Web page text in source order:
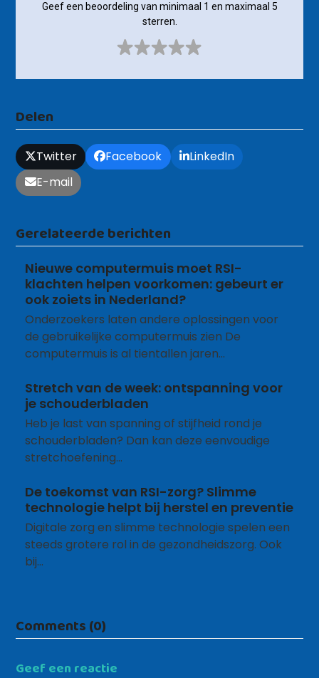
Geef een beoordeling van minimaal 1 en maximaal 5
sterren.
Delen
Twitter Facebook
LinkedIn
E-mail
Gerelateerde berichten
Nieuwe computermuis moet RSI-
klachten helpen voorkomen: gebeurt er
ook zoiets in Nederland?
Onderzoekers laten andere oplossingen voor
de gebruikelijke computermuis zien De
computermuis is al tientallen jaren…
Stretch van de week: ontspanning voor
je schouderbladen
Heb je last van spanning of stijfheid rond je
schouderbladen? Dan kan deze eenvoudige
stretchoefening…
De toekomst van RSI-zorg? Slimme
technologie helpt bij herstel en preventie
Digitale zorg en slimme technologie spelen een
steeds grotere rol in de gezondheidszorg. Ook
bij…
Comments (0)
Geef een reactie